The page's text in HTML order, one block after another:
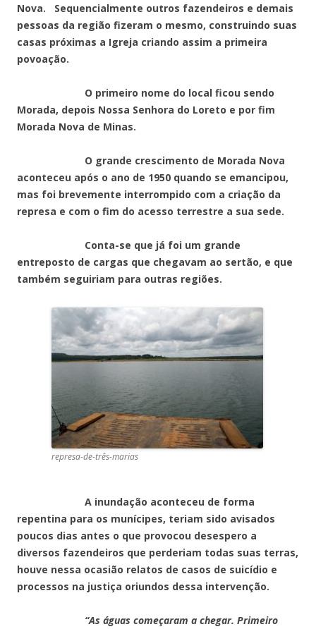
Nova. Sequencialmente outros fazendeiros e demais
pessoas da região fizeram o mesmo, construindo suas
casas próximas a Igreja criando assim a primeira
povoação.
O primeiro nome do local ficou sendo
Morada, depois Nossa Senhora do Loreto e por fim
Morada Nova de Minas.
O grande crescimento de Morada Nova
aconteceu após o ano de 1950 quando se emancipou,
mas foi brevemente interrompido com a criação da
represa e com o fim do acesso terrestre a sua sede.
Conta-se que já foi um grande
entreposto de cargas que chegavam ao sertão, e que
também seguiriam para outras regiões.
represa-de-três-marias
A inundação aconteceu de forma
repentina para os munícipes, teriam sido avisados
poucos dias antes o que provocou desespero a
diversos fazendeiros que perderiam todas suas terras,
houve nessa ocasião relatos de casos de suicídio e
processos na justiça oriundos dessa intervenção.
“As águas começaram a chegar. Primeiro